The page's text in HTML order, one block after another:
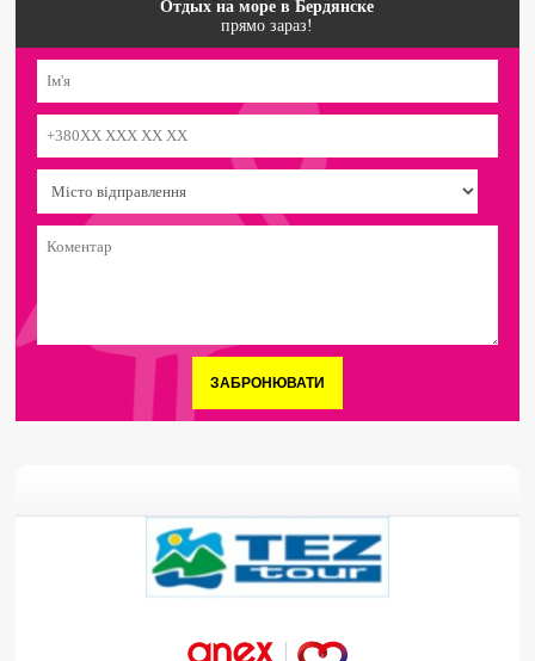
Отдых на море в Бердянске
прямо зараз!
ЗАБРОНЮВАТИ